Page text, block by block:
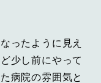
ったように見え
少し前にやって
病院の雰囲気と